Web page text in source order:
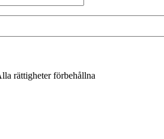
rättigheter förbehållna